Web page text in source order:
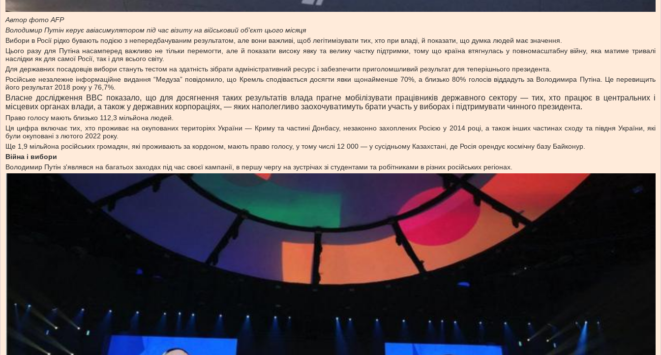
Автор фото AFP
Володимир Путін керує авіасимулятором під час візиту на військовий об'єкт цього місяця
Вибори в Росії рідко бувають подією з непередбачуваним результатом, але вони важливі, щоб легітимізувати тих, хто при владі, й показати, що думка людей має значення.
Цього разу для Путіна насамперед важливо не тільки перемогти, але й показати високу явку та велику частку підтримки, тому що країна втягнулась у повномасштабну війну, яка матиме тривалі
наслідки як для самої Росії, так і для всього світу.
Для державних посадовців вибори стануть тестом на здатність зібрати адміністративний ресурс і забезпечити приголомшливий результат для теперішнього президента.
Російське незалежне інформаційне видання “Медуза” повідомило, що Кремль сподівається досягти явки щонайменше 70%, а близько 80% голосів віддадуть за Володимира Путіна. Це перевищить
його результат 2018 року у 76,7%.
Власне дослідження BBC показало, що для досягнення таких результатів влада прагне мобілізувати працівників державного сектору — тих, хто працює в центральних і
місцевих органах влади, а також у державних корпораціях, — яких наполегливо заохочуватимуть брати участь у виборах і підтримувати чинного президента.
Право голосу мають близько 112,3 мільйона людей.
Ця цифра включає тих, хто проживає на окупованих територіях України — Криму та частині Донбасу, незаконно захоплених Росією у 2014 році, а також інших частинах сходу та півдня України, які
були окуповані з лютого 2022 року.
Ще 1,9 мільйона російських громадян, які проживають за кордоном, мають право голосу, у тому числі 12 000 — у сусідньому Казахстані, де Росія орендує космічну базу Байконур.
Війна і вибори
Володимир Путін з'являвся на багатьох заходах під час своєї кампанії, в першу чергу на зустрічах зі студентами та робітниками в різних російських регіонах.